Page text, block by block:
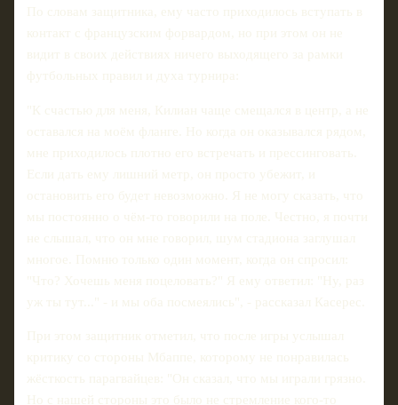
По словам защитника, ему часто приходилось вступать в
контакт с французским форвардом, но при этом он не
видит в своих действиях ничего выходящего за рамки
футбольных правил и духа турнира:
"К счастью для меня, Килиан чаще смещался в центр, а не
оставался на моём фланге. Но когда он оказывался рядом,
мне приходилось плотно его встречать и прессинговать.
Если дать ему лишний метр, он просто убежит, и
остановить его будет невозможно. Я не могу сказать, что
мы постоянно о чём‑то говорили на поле. Честно, я почти
не слышал, что он мне говорил, шум стадиона заглушал
многое. Помню только один момент, когда он спросил:
"Что? Хочешь меня поцеловать?" Я ему ответил: "Ну, раз
уж ты тут..." - и мы оба посмеялись", - рассказал Касерес.
При этом защитник отметил, что после игры услышал
критику со стороны Мбаппе, которому не понравилась
жёсткость парагвайцев: "Он сказал, что мы играли грязно.
Но с нашей стороны это было не стремление кого‑то